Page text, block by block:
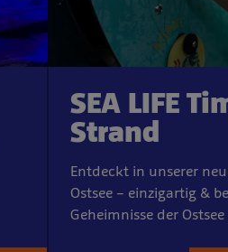
SEA LIFE
Strand
Entdeckt in unserer
Ostsee – einzigartig &
Geheimnisse der Ostsee